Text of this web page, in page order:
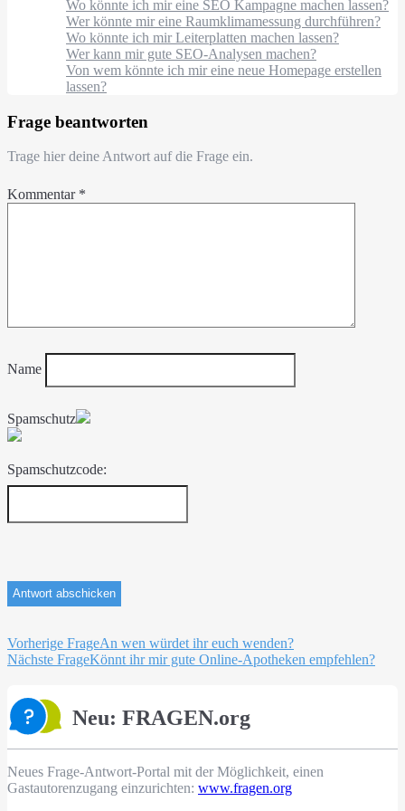
Wo könnte ich mir eine SEO Kampagne machen lassen?
Wer könnte mir eine Raumklimamessung durchführen?
Wo könnte ich mir Leiterplatten machen lassen?
Wer kann mir gute SEO-Analysen machen?
Von wem könnte ich mir eine neue Homepage erstellen
lassen?
Frage beantworten
Trage hier deine Antwort auf die Frage ein.
Kommentar *
Name
Spamschutz
Spamschutzcode:
Beitragsnavigation
Vorherige FrageAn wen würdet ihr euch wenden?
Nächste FrageKönnt ihr mir gute Online-Apotheken empfehlen?
Neu: FRAGEN.org
Neues Frage-Antwort-Portal mit der Möglichkeit, einen
Gastautorenzugang einzurichten: www.fragen.org